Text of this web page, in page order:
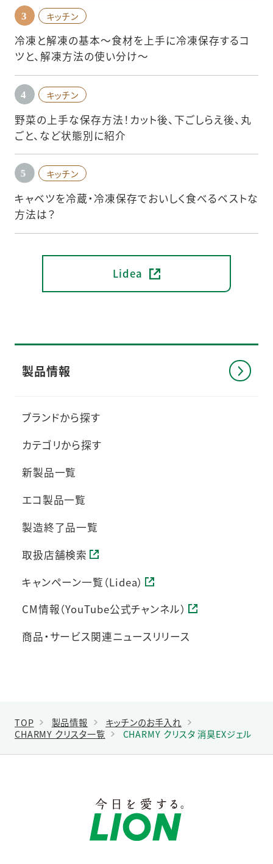
キッチン
冷凍と解凍の基本〜食材を上手に冷凍保存するコ
ツと、解凍方法の使い分け〜
キッチン
野菜の上手な保存方法！カット後、下ごしらえ後、丸
ごと、など状態別に紹介
キッチン
キャベツを冷蔵・冷凍保存でおいしく食べるベストな
方法は？
Lidea
製品情報
ブランドから探す
カテゴリから探す
新製品一覧
エコ製品一覧
製造終了品一覧
取扱店舗検索
キャンペーン一覧（Lidea）
CM情報（YouTube公式チャンネル）
商品・サービス関連ニュースリリース
TOP 製品情報
キッチンのお手入れ
CHARMY クリスタ一覧
CHARMY クリスタ 消臭EXジェル